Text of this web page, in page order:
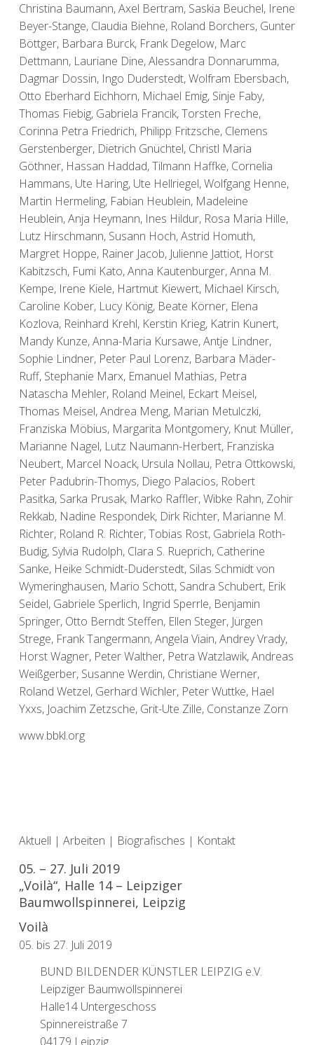
Christina Baumann, Axel Bertram, Saskia Beuchel, Irene
Beyer-Stange, Claudia Biehne, Roland Borchers, Gunter
Böttger, Barbara Burck, Frank Degelow, Marc
Dettmann, Lauriane Dine, Alessandra Donnarumma,
Dagmar Dossin, Ingo Duderstedt, Wolfram Ebersbach,
Otto Eberhard Eichhorn, Michael Emig, Sinje Faby,
Thomas Fiebig, Gabriela Francik, Torsten Freche,
Corinna Petra Friedrich, Philipp Fritzsche, Clemens
Gerstenberger, Dietrich Gnüchtel, Christl Maria
Göthner, Hassan Haddad, Tilmann Haffke, Cornelia
Hammans, Ute Haring, Ute Hellriegel, Wolfgang Henne,
Martin Hermeling, Fabian Heublein, Madeleine
Heublein, Anja Heymann, Ines Hildur, Rosa Maria Hille,
Lutz Hirschmann, Susann Hoch, Astrid Homuth,
Margret Hoppe, Rainer Jacob, Julienne Jattiot, Horst
Kabitzsch, Fumi Kato, Anna Kautenburger, Anna M.
Kempe, Irene Kiele, Hartmut Kiewert, Michael Kirsch,
Caroline Kober, Lucy König, Beate Körner, Elena
Kozlova, Reinhard Krehl, Kerstin Krieg, Katrin Kunert,
Mandy Kunze, Anna-Maria Kursawe, Antje Lindner,
Sophie Lindner, Peter Paul Lorenz, Barbara Mäder-
Ruff, Stephanie Marx, Emanuel Mathias, Petra
Natascha Mehler, Roland Meinel, Eckart Meisel,
Thomas Meisel, Andrea Meng, Marian Metulczki,
Franziska Möbius, Margarita Montgomery, Knut Müller,
Marianne Nagel, Lutz Naumann-Herbert, Franziska
Neubert, Marcel Noack, Ursula Nollau, Petra Ottkowski,
Peter Padubrin-Thomys, Diego Palacios, Robert
Pasitka, Sarka Prusak, Marko Raffler, Wibke Rahn, Zohir
Rekkab, Nadine Respondek, Dirk Richter, Marianne M.
Richter, Roland R. Richter, Tobias Rost, Gabriela Roth-
Budig, Sylvia Rudolph, Clara S. Rueprich, Catherine
Sanke, Heike Schmidt-Duderstedt, Silas Schmidt von
Wymeringhausen, Mario Schott, Sandra Schubert, Erik
Seidel, Gabriele Sperlich, Ingrid Sperrle, Benjamin
Springer, Otto Berndt Steffen, Ellen Steger, Jürgen
Strege, Frank Tangermann, Angela Viain, Andrey Vrady,
Horst Wagner, Peter Walther, Petra Watzlawik, Andreas
Weißgerber, Susanne Werdin, Christiane Werner,
Roland Wetzel, Gerhard Wichler, Peter Wuttke, Hael
Yxxs, Joachim Zetzsche, Grit-Ute Zille, Constanze Zorn
www.bbkl.org
Aktuell | Arbeiten | Biografisches | Kontakt
05. – 27. Juli 2019
„Voilà“, Halle 14 – Leipziger
Baumwollspinnerei, Leipzig
Voilà
05. bis 27. Juli 2019
BUND BILDENDER KÜNSTLER LEIPZIG e.V.
Leipziger Baumwollspinnerei
Halle14 Untergeschoss
Spinnereistraße 7
04179 Leipzig